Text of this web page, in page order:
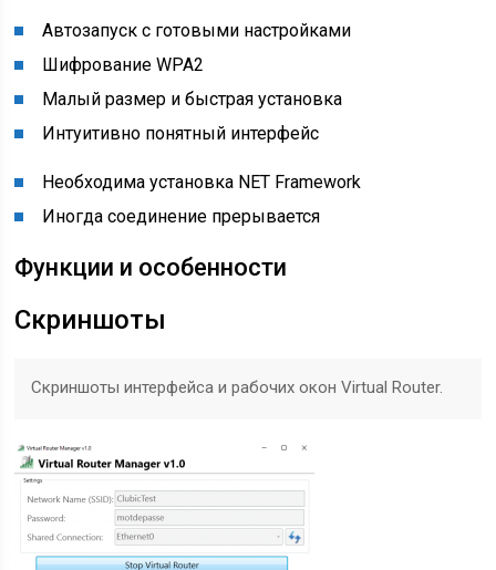
Автозапуск с готовыми настройками
Шифрование WPA2
Малый размер и быстрая установка
Интуитивно понятный интерфейс
Необходима установка NET Framework
Иногда соединение прерывается
Функции и особенности
Скриншоты
Скриншоты интерфейса и рабочих окон Virtual Router.